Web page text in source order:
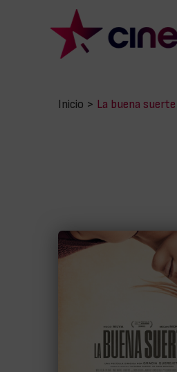
Inicio > La buena suerte